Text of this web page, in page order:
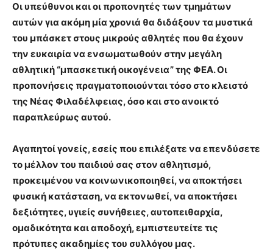
Οι υπεύθυνοι και οι προπονητές των τμημάτων
αυτών για ακόμη μία χρονιά θα διδάξουν τα μυστικά
του μπάσκετ στους μικρούς αθλητές που θα έχουν
την ευκαιρία να ενσωματωθούν στην μεγάλη
αθλητική “μπασκετική οικογένεια” της ΦΕΑ. Οι
προπονήσεις πραγματοποιούνται τόσο στο κλειστό
της Νέας Φιλαδέλφειας, όσο και στο ανοικτό
παραπλεύρως αυτού.
Αγαπητοί γονείς, εσείς που επιλέξατε να επενδύσετε
το μέλλον του παιδιού σας στον αθλητισμό,
προκειμένου να κοινωνικοποιηθεί, να αποκτήσει
φυσική κατάσταση, να εκτονωθεί, να αποκτήσει
δεξιότητες, υγιείς συνήθειες, αυτοπειθαρχία,
ομαδικότητα και αποδοχή, εμπιστευτείτε τις
πρότυπες ακαδημίες του συλλόγου μας.